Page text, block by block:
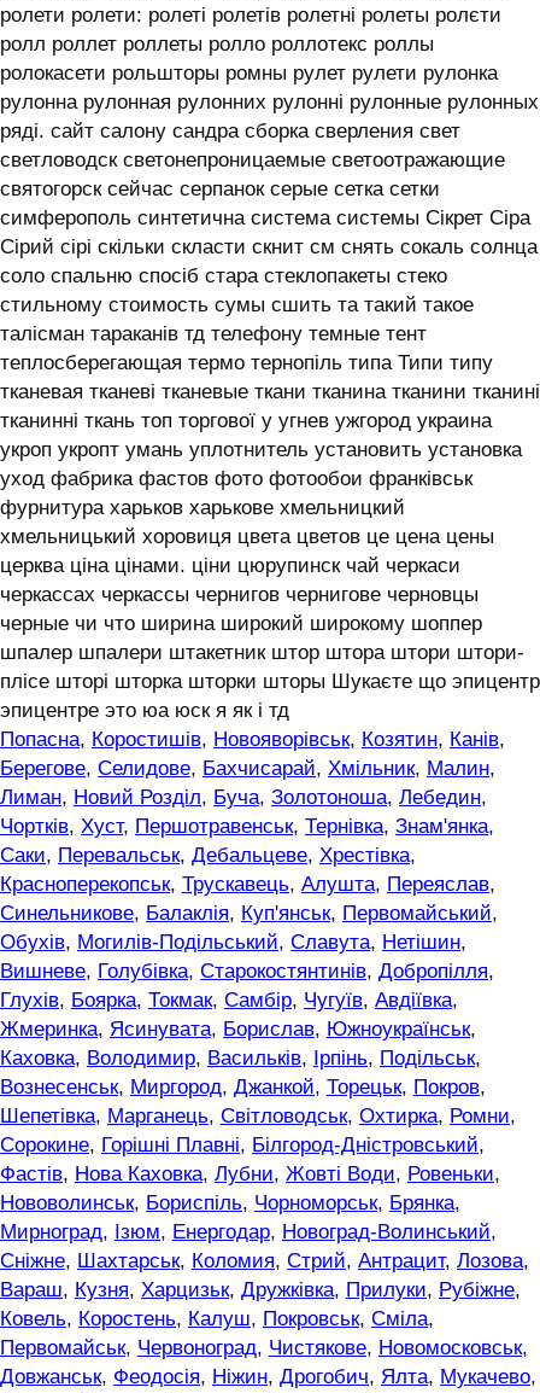
ролети ролети: ролеті ролетів ролетні ролеты ролєти
ролл роллет роллеты ролло роллотекс роллы
ролокасети рольшторы ромны рулет рулети рулонка
рулонна рулонная рулонних рулонні рулонные рулонных
ряді. сайт салону сандра сборка сверления свет
светловодск светонепроницаемые светоотражающие
святогорск сейчас серпанок серые сетка сетки
симферополь синтетична система системы ‎Сікрет Сіра
Сірий сірі скільки скласти скнит см снять сокаль солнца
соло спальню спосіб стара стеклопакеты стеко
стильному стоимость сумы сшить та такий такое
талісман тараканів тд телефону темные тент
теплосберегающая термо тернопіль типа Типи типу
тканевая тканеві тканевые ткани тканина тканини тканині
тканинні ткань топ торгової у угнев ужгород украина
укроп укропт умань уплотнитель установить установка
уход фабрика фастов фото фотообои франківськ
фурнитура харьков харькове хмельницкий
хмельницький хоровиця цвета цветов це цена цены
церква ціна цінами. ціни цюрупинск чай черкаси
черкассах черкассы чернигов чернигове черновцы
черные чи что ширина широкий широкому шоппер
шпалер шпалери штакетник штор штора штори штори-
плісе шторі шторка шторки шторы Шукаєте що эпицентр
эпицентре это юа юск я як і тд
Попасна, Коростишів, Новояворівськ, Козятин, Канів,
Берегове, Селидове, Бахчисарай, Хмільник, Малин,
Лиман, Новий Розділ, Буча, Золотоноша, Лебедин,
Чортків, Хуст, Першотравенськ, Тернівка, Знам'янка,
Саки, Перевальськ, Дебальцеве, Хрестівка,
Красноперекопськ, Трускавець, Алушта, Переяслав,
Синельникове, Балаклія, Куп'янськ, Первомайський,
Обухів, Могилів-Подільський, Славута, Нетішин,
Вишневе, Голубівка, Старокостянтинів, Добропілля,
Глухів, Боярка, Токмак, Самбір, Чугуїв, Авдіївка,
Жмеринка, Ясинувата, Борислав, Южноукраїнськ,
Каховка, Володимир, Васильків, Ірпінь, Подільськ,
Вознесенськ, Миргород, Джанкой, Торецьк, Покров,
Шепетівка, Марганець, Світловодськ, Охтирка, Ромни,
Сорокине, Горішні Плавні, Білгород-Дністровський,
Фастів, Нова Каховка, Лубни, Жовті Води, Ровеньки,
Нововолинськ, Бориспіль, Чорноморськ, Брянка,
Мирноград, Ізюм, Енергодар, Новоград-Волинський,
Сніжне, Шахтарськ, Коломия, Стрий, Антрацит, Лозова,
Вараш, Кузня, Харцизьк, Дружківка, Прилуки, Рубіжне,
Ковель, Коростень, Калуш, Покровськ, Сміла,
Первомайськ, Червоноград, Чистякове, Новомосковськ,
Довжанськ, Феодосія, Ніжин, Дрогобич, Ялта, Мукачево,